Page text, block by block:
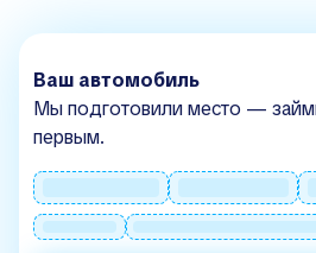
Ваш автомобиль
Мы подготовили место —
первым.